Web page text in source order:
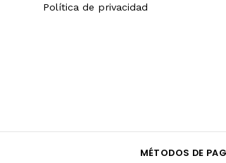
Política de privacidad
MÉTODOS DE